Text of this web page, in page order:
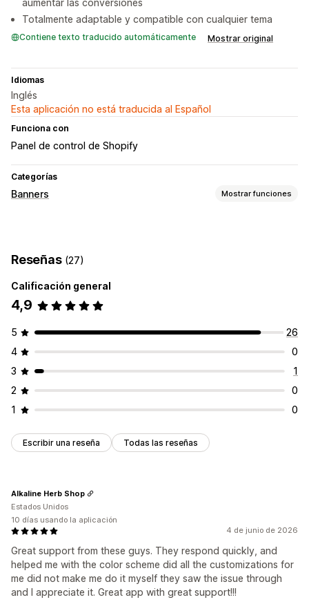
aumentar las conversiones
Totalmente adaptable y compatible con cualquier tema
Contiene texto traducido automáticamente Mostrar original
Idiomas
Inglés
Esta aplicación no está traducida al Español
Funciona con
Panel de control de Shopify
Categorías
Banners Mostrar funciones
Notificación Página de producto
Cuenta regresiva
Personalización
CSS personalizado
Adaptación a dispositivos móviles
Reseñas (27)
Calificación general
4,9
5
26
4
0
3
1
2
0
1
0
Escribir una reseña Todas las reseñas
4 de junio de 2026
Great support from these guys. They respond quickly, and
helped me with the color scheme did all the customizations for
me did not make me do it myself they saw the issue through
and I appreciate it. Great app with great support!!!
Alkaline Herb Shop
Estados Unidos
10 días usando la aplicación